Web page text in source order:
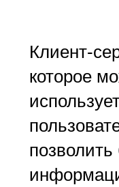
Клиент-
которое